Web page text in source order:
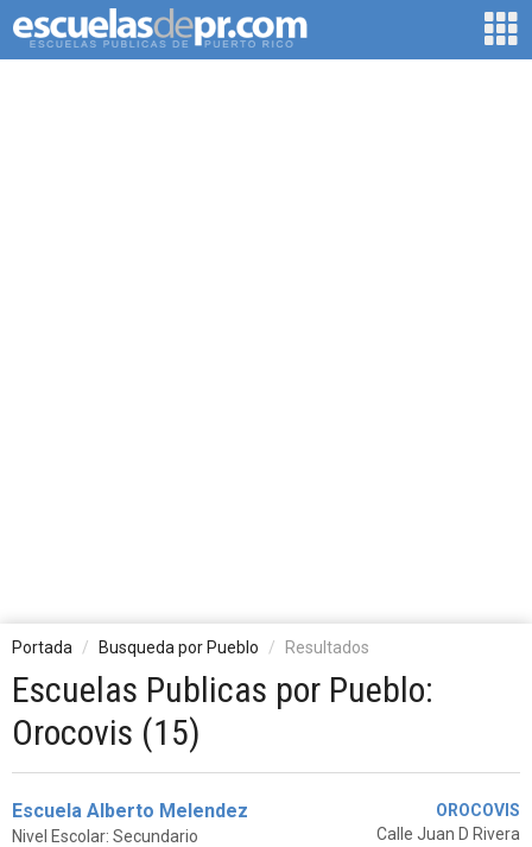
Portada Busqueda por Pueblo Resultados
Escuelas Publicas por Pueblo:
Orocovis (15)
Escuela Alberto Melendez
Nivel Escolar: Secundario
OROCOVIS
Calle Juan D Rivera